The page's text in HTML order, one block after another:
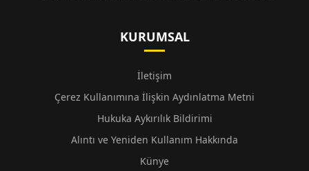
KURUMSAL
İletişim
Çerez Kullanımına İlişkin Aydınlatma Metni
Hukuka Aykırılık Bildirimi
Alıntı ve Yeniden Kullanım Hakkında
Künye